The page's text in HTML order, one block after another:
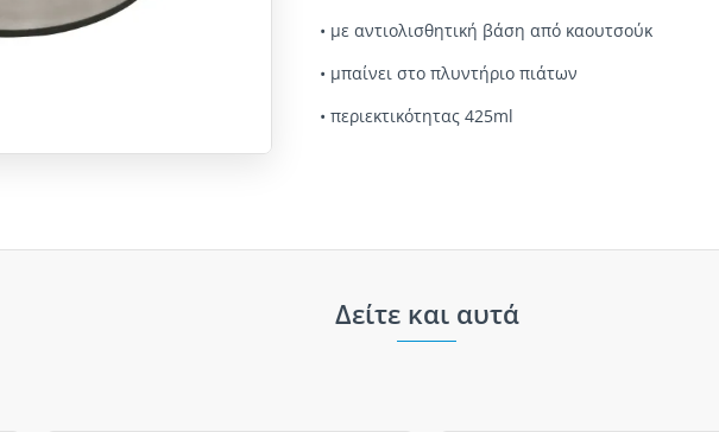
• με αντιολισθητική βάση από καουτσούκ
• μπαίνει στο πλυντήριο πιάτων
• περιεκτικότητας 425ml
Δείτε και αυτά